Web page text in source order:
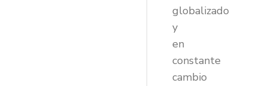
globalizado
y
en
constante
cambio